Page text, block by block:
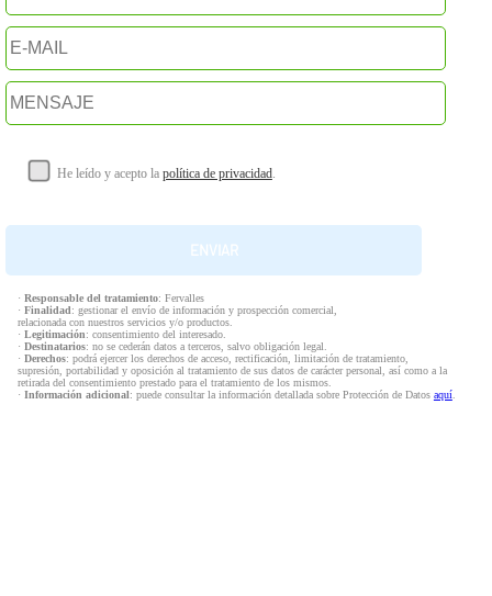
He leído y acepto la política de privacidad.
· Responsable del tratamiento: Fervalles
· Finalidad: gestionar el envío de información y prospección comercial,
relacionada con nuestros servicios y/o productos.
· Legitimación: consentimiento del interesado.
· Destinatarios: no se cederán datos a terceros, salvo obligación legal.
· Derechos: podrá ejercer los derechos de acceso, rectificación, limitación de tratamiento,
supresión, portabilidad y oposición al tratamiento de sus datos de carácter personal, así como a la
retirada del consentimiento prestado para el tratamiento de los mismos.
· Información adicional: puede consultar la información detallada sobre Protección de Datos aquí.